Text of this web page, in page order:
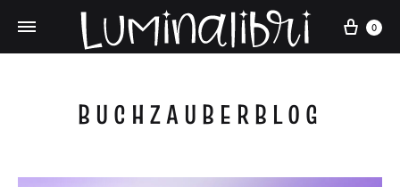
0
BUCHZAUBERBLOG